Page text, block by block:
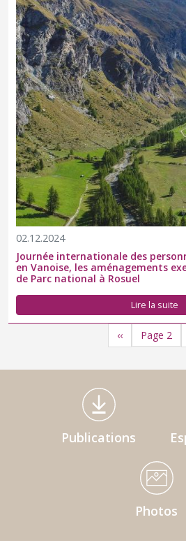
02.12.2024
Journée internationale des
en Vanoise, les aménagements
de Parc national à Rosuel
Lire la suite
Page
‹‹ Page 2
Médiathèque Footer
Publications
Photos